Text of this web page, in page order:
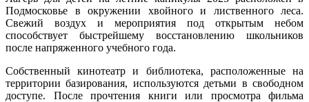
Подмосковье в окружении хвойного и лиственного леса.
Свежий воздух и мероприятия под открытым небом
способствует быстрейшему восстановлению школьников
после напряженного учебного года.
Собственный кинотеатр и библиотека, расположенные на
территории базирования, используются детьми в свободном
доступе. После прочтения книги или просмотра фильма